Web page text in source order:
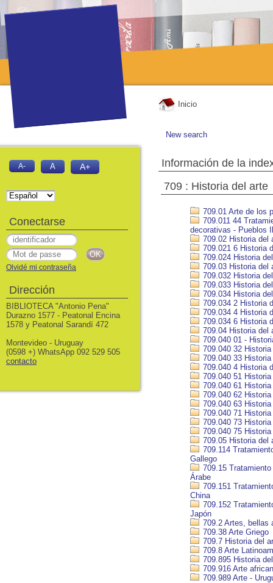
Inicio
New search
Información de la
709 : Historia del arte
709.01 Arte de los
709.011 44
decorativas - Pueblos
709.02 Historia del
709.021 6 Historia
709.024 Historia
709.03 Historia del
709.032 Historia
709.033 Historia
709.034 Historia
709.034 2 Historia
709.034 4 Historia
709.034 6 Historia
709.04 Historia del
709.040 01 -
709.040 32
709.040 33
709.040 4 Historia
709.040 51
709.040 61
709.040 62
709.040 63
709.040 71
709.040 73
709.040 75
709.05 Historia del
709.114
Gallego
709.15
Árabe
709.151
China
709.152
Japón
709.2 Artes, bellas
709.38 Arte Griego
709.7 Historia del
709.8 Arte
709.895 Historia
709.916 Arte
709.989 Arte -
A- A A+
Conectarse
Olvidé mi contraseña
Dirección
BIBLIOTECA "Antonio Pena"
Durazno 1577 - Peatonal Encina
1578 y Peatonal Sarandí 472
Montevideo - Uruguay
(0598 +) WhatsApp 092 529 505
contacto